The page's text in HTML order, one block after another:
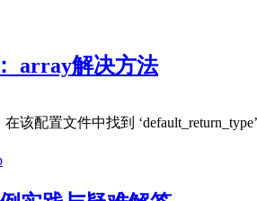
array解决方法
该配置文件中找到